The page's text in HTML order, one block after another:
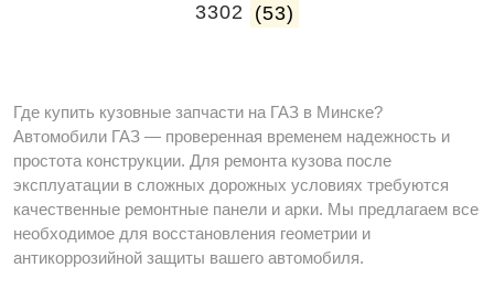
3302 (53)
Где купить кузовные запчасти на ГАЗ в Минске?
Автомобили ГАЗ — проверенная временем надежность и
простота конструкции. Для ремонта кузова после
эксплуатации в сложных дорожных условиях требуются
качественные ремонтные панели и арки. Мы предлагаем все
необходимое для восстановления геометрии и
антикоррозийной защиты вашего автомобиля.